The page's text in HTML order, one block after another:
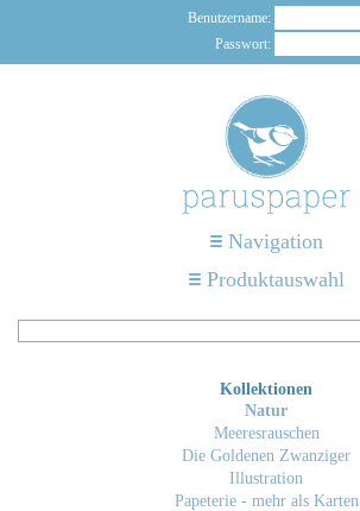
Benutzername:
Passwort:
Navigation
Produktauswahl
Kollektionen
Natur
Meeresrauschen
Die Goldenen Zwanziger
Illustration
Papeterie - mehr als Karten